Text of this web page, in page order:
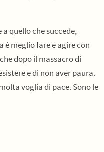
quello che succede,
è meglio fare e agire con
dopo il massacro di
e di non aver paura.
voglia di pace. Sono le